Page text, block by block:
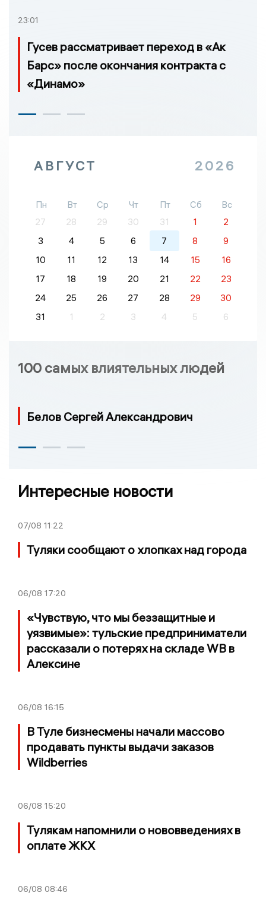
23:01
Гусев рассматривает переход в «Ак
Барс» после окончания контракта с
«Динамо»
АВГУСТ 2026
Пн Вт Ср Чт Пт Сб
Вс
27
28 29 30 31 1
2
3
4 5 6 7 8
9
10
11 12 13 14 15
16
17
18 19 20 21 22
23
24
25 26 27 28 29
30
31
1 2 3 4 5 6
100 самых влиятельных людей
Белов Сергей Александрович
Интересные новости
07/08 11:22
Туляки сообщают о хлопках над города
06/08 17:20
«Чувствую, что мы беззащитные и
уязвимые»: тульские предприниматели
рассказали о потерях на складе WB в
Алексине
06/08 16:15
В Туле бизнесмены начали массово
продавать пункты выдачи заказов
Wildberries
06/08 15:20
Тулякам напомнили о нововведениях в
оплате ЖКХ
06/08 08:46